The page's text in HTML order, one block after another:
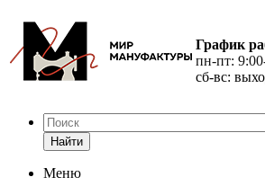
График
пн-пт:
сб-вс:
Найти
Меню